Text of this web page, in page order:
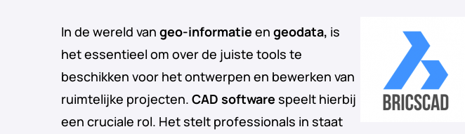
In de wereld van geo-informatie en geodata, is
het essentieel om over de juiste tools te
beschikken voor het ontwerpen en bewerken van
ruimtelijke projecten. CAD software speelt hierbij
een cruciale rol. Het stelt professionals in staat